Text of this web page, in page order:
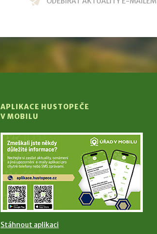
APLIKACE HUSTOPEČE
V MOBILU
Stáhnout aplikaci